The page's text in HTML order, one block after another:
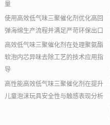
量
使用高效低气味三聚催化剂优化高回
弹海绵生产流程并满足严苛环保出口
高效低气味三聚催化剂在处理聚氨酯
软泡内芯异味去除工艺的技术应用指
导
高性能高效低气味三聚催化剂在提升
儿童泡沫玩具安全性与触感表现分析